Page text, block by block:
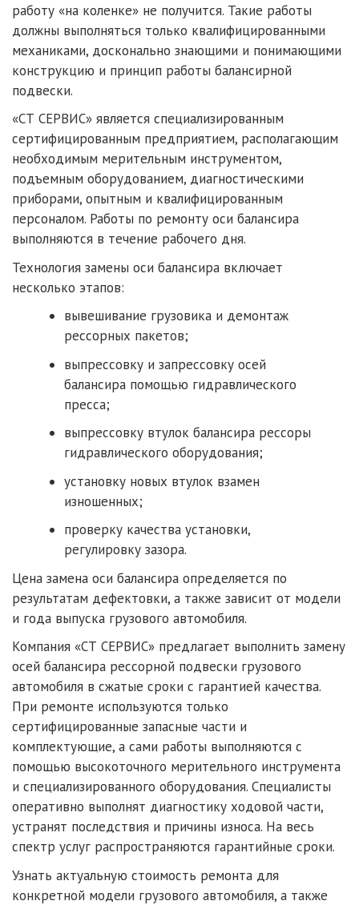
работу «на коленке» не получится. Такие работы
должны выполняться только квалифицированными
механиками, досконально знающими и понимающими
конструкцию и принцип работы балансирной
подвески.
«СТ СЕРВИС» является специализированным
сертифицированным предприятием, располагающим
необходимым мерительным инструментом,
подъемным оборудованием, диагностическими
приборами, опытным и квалифицированным
персоналом. Работы по ремонту оси балансира
выполняются в течение рабочего дня.
Технология замены оси балансира включает
несколько этапов:
вывешивание грузовика и демонтаж
рессорных пакетов;
выпрессовку и запрессовку осей
балансира помощью гидравлического
пресса;
выпрессовку втулок балансира рессоры
гидравлического оборудования;
установку новых втулок взамен
изношенных;
проверку качества установки,
регулировку зазора.
Цена замена оси балансира определяется по
результатам дефектовки, а также зависит от модели
и года выпуска грузового автомобиля.
Компания «СТ СЕРВИС» предлагает выполнить замену
осей балансира рессорной подвески грузового
автомобиля в сжатые сроки с гарантией качества.
При ремонте используются только
сертифицированные запасные части и
комплектующие, а сами работы выполняются с
помощью высокоточного мерительного инструмента
и специализированного оборудования. Специалисты
оперативно выполнят диагностику ходовой части,
устранят последствия и причины износа. На весь
спектр услуг распространяются гарантийные сроки.
Узнать актуальную стоимость ремонта для
конкретной модели грузового автомобиля, а также